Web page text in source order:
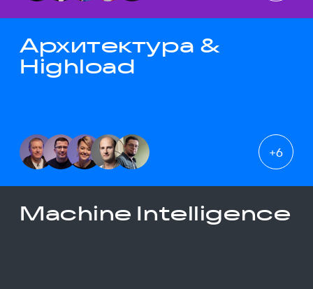
Архитектура &
Highload
+6
Machine Intelligence